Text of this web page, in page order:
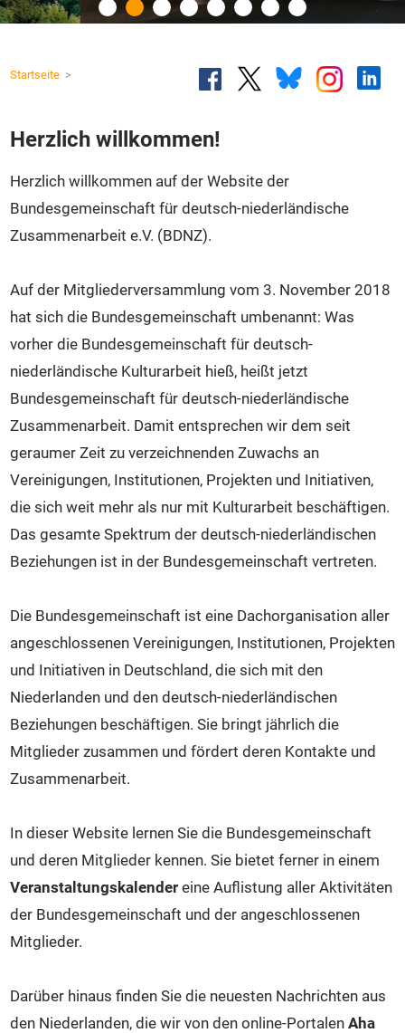
Intern
Startseite
Herzlich willkommen!
Herzlich willkommen auf der Website der
Bundesgemeinschaft für deutsch-niederländische
Zusammenarbeit e.V. (BDNZ).
Auf der Mitgliederversammlung vom 3. November 2018
hat sich die Bundesgemeinschaft umbenannt: Was
vorher die Bundesgemeinschaft für deutsch-
niederländische Kulturarbeit hieß, heißt jetzt
Bundesgemeinschaft für deutsch-niederländische
Zusammenarbeit. Damit entsprechen wir dem seit
geraumer Zeit zu verzeichnenden Zuwachs an
Vereinigungen, Institutionen, Projekten und Initiativen,
die sich weit mehr als nur mit Kulturarbeit beschäftigen.
Das gesamte Spektrum der deutsch-niederländischen
Beziehungen ist in der Bundesgemeinschaft vertreten.
Die Bundesgemeinschaft ist eine Dachorganisation aller
angeschlossenen Vereinigungen, Institutionen, Projekten
und Initiativen in Deutschland, die sich mit den
Niederlanden und den deutsch-niederländischen
Beziehungen beschäftigen. Sie bringt jährlich die
Mitglieder zusammen und fördert deren Kontakte und
Zusammenarbeit.
In dieser Website lernen Sie die Bundesgemeinschaft
und deren Mitglieder kennen. Sie bietet ferner in einem
Veranstaltungskalender eine Auflistung aller Aktivitäten
der Bundesgemeinschaft und der angeschlossenen
Mitglieder.
Darüber hinaus finden Sie die neuesten Nachrichten aus
den Niederlanden, die wir von den online-Portalen Aha